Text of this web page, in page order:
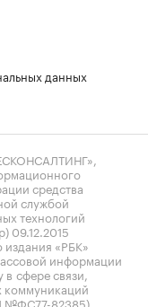
данных
средства
службой
технологий
09.12.2015
«РБК»
информации
сфере связи,
коммуникаций
№ФС77-82385)